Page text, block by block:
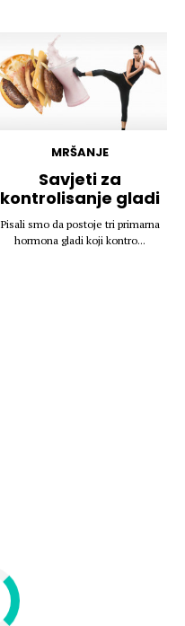
MRŠANJE
Savjeti za
kontrolisanje gladi
Pisali smo da postoje tri primarna
hormona gladi koji kontro...